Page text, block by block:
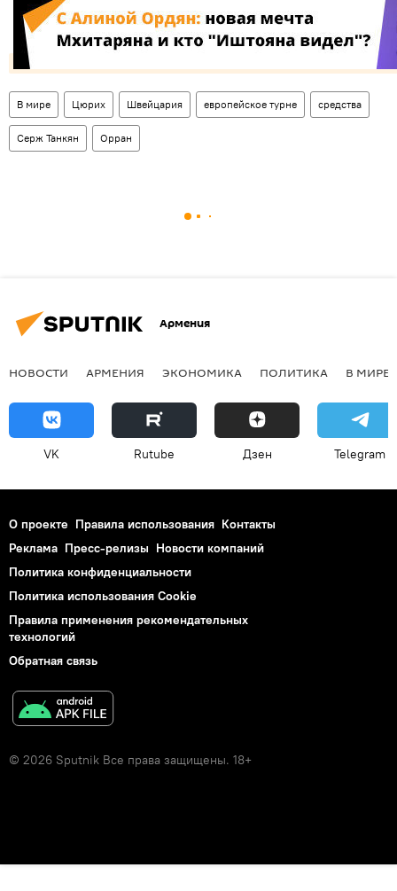
В мире Цюрих Швейцария европейское турне средства
Серж Танкян Орран
Армения
НОВОСТИ АРМЕНИЯ ЭКОНОМИКА ПОЛИТИКА В МИРЕ
VK Rutube Дзен Telegram
О проекте Правила использования Контакты
Реклама Пресс-релизы Новости компаний
Политика конфиденциальности
Политика использования Cookie
Правила применения рекомендательных
технологий
Обратная связь
© 2026 Sputnik Все права защищены. 18+